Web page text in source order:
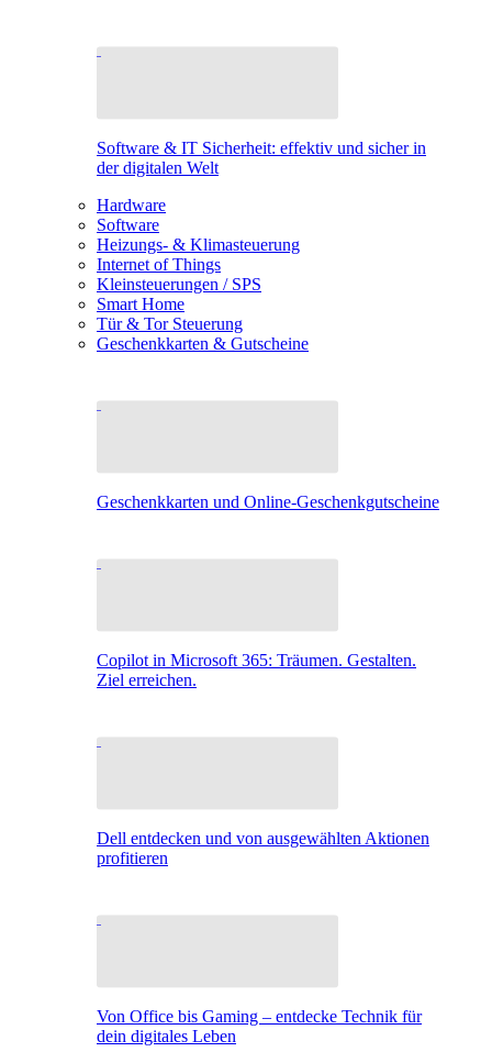
Software & IT Sicherheit: effektiv und sicher in
der digitalen Welt
Hardware
Software
Heizungs- & Klimasteuerung
Internet of Things
Kleinsteuerungen / SPS
Smart Home
Tür & Tor Steuerung
Geschenkkarten & Gutscheine
Geschenkkarten und Online-Geschenkgutscheine
Copilot in Microsoft 365: Träumen. Gestalten.
Ziel erreichen.
Dell entdecken und von ausgewählten Aktionen
profitieren
Von Office bis Gaming – entdecke Technik für
dein digitales Leben